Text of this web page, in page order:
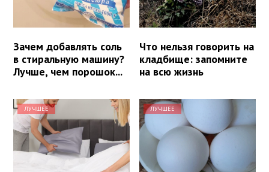
Зачем добавлять соль
в стиральную машину?
Лучше, чем порошок...
Что нельзя говорить на
кладбище: запомните
на всю жизнь
ЛУЧШЕЕ ЛУЧШЕЕ